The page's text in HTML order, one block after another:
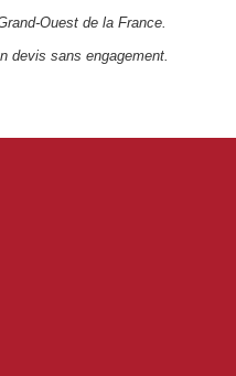
Ouest de la France.
devis sans engagement.